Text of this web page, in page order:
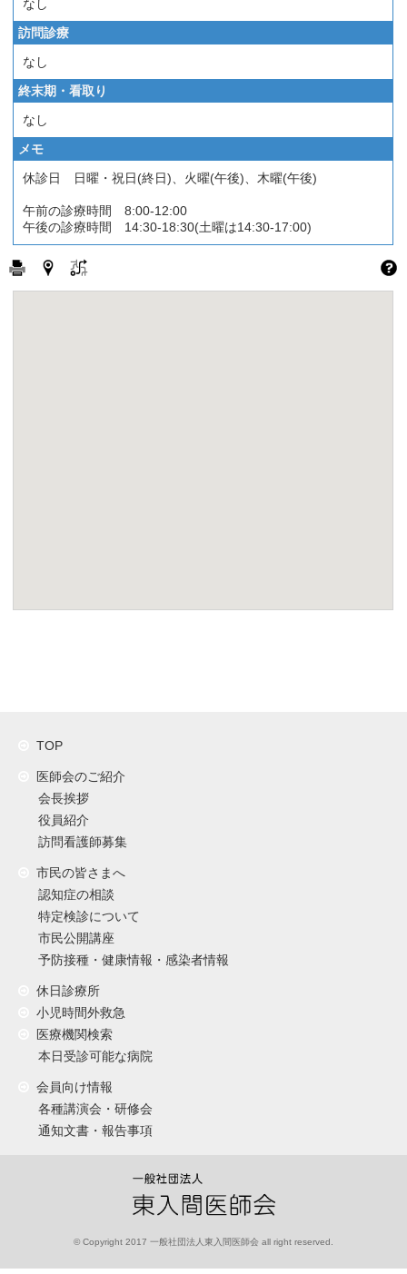
なし
訪問診療
なし
終末期・看取り
なし
メモ
休診日 日曜・祝日(終日)、火曜(午後)、木曜(午後)
午前の診療時間 8:00-12:00
午後の診療時間 14:30-18:30(土曜は14:30-17:00)
TOP
医師会のご紹介
会長挨拶
役員紹介
訪問看護師募集
市民の皆さまへ
認知症の相談
特定検診について
市民公開講座
予防接種・健康情報・感染者情報
休日診療所
小児時間外救急
医療機関検索
本日受診可能な病院
会員向け情報
各種講演会・研修会
通知文書・報告事項
© Copyright 2017 一般社団法人東入間医師会 all right reserved.